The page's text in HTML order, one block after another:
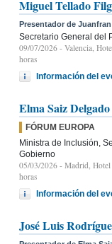
Miguel Tellado
Presentador de
Secretario General del
09/07/2026 - Valencia,
horas
Información del
Elma Saiz Delgado
FÓRUM EUROPA
Ministra de Inclusión,
Gobierno
05/03/2026 - Madrid, Hotel
horas
Información del
José Luis